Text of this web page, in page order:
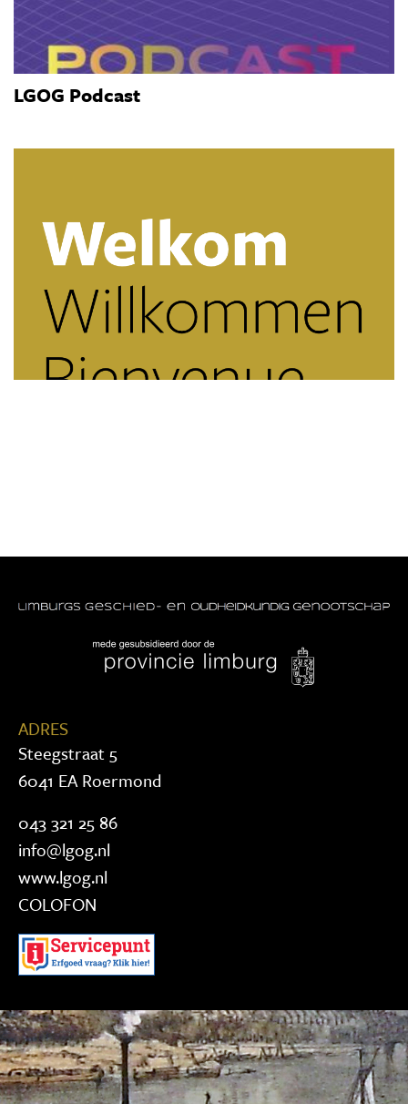
LGOG Podcast
ADRES
Steegstraat 5
6041 EA Roermond
043 321 25 86
info@lgog.nl
www.lgog.nl
COLOFON